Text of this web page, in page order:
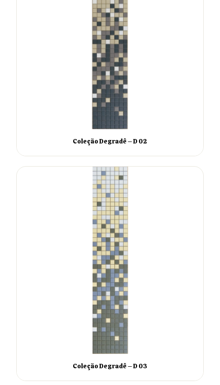
Coleção Degradê – D 02
Coleção Degradê – D 03